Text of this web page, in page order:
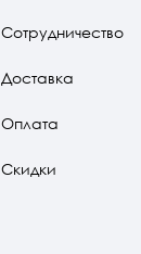
Сотрудничество
Доставка
Оплата
Скидки